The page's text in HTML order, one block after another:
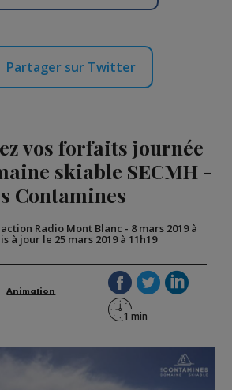
Partager sur Twitter
vos forfaits journée
skiable SECMH -
Contamines
Radio Mont Blanc - 8 mars 2019 à
à jour le 25 mars 2019 à 11h19
Animation